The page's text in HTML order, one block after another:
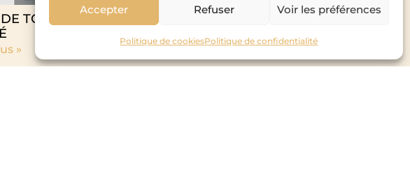
Accepter Refuser Voir les préférences
Politique de cookiesPolitique de confidentialité
TOILETTE
»
En savoir plus »